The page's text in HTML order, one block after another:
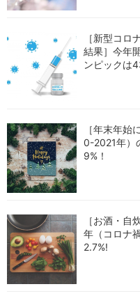
［新型コロ
結果］今年
ンピックは
［年末年
0-2021年）
9%！
［お酒・自
年（コロナ
2.7%!